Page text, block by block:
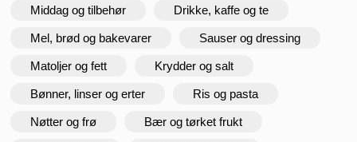
Middag og tilbehør Drikke, kaffe og te
Mel, brød og bakevarer Sauser og dressing
Matoljer og fett Krydder og salt
Bønner, linser og erter Ris og pasta
Nøtter og frø Bær og tørket frukt